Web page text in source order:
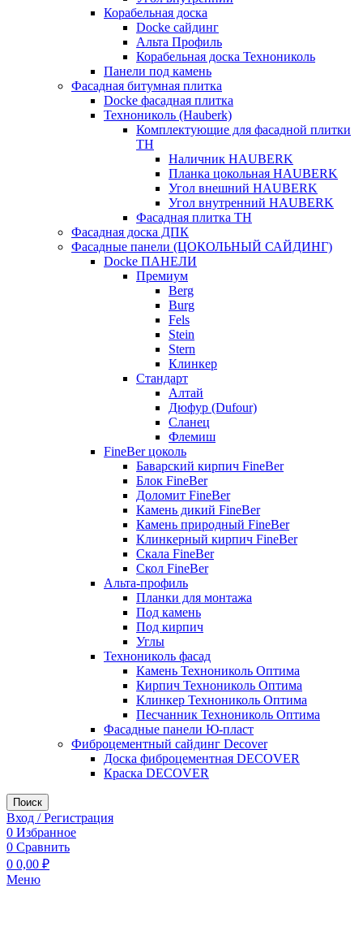
Корабельная доска
Docke сайдинг
Альта Профиль
Корабельная доска Технониколь
Панели под камень
Фасадная битумная плитка
Docke фасадная плитка
Технониколь (Hauberk)
Комплектующие для фасадной плитки
ТН
Наличник HAUBERK
Планка цокольная HAUBERK
Угол внешний HAUBERK
Угол внутренний HAUBERK
Фасадная плитка ТН
Фасадная доска ДПК
Фасадные панели (ЦОКОЛЬНЫЙ САЙДИНГ)
Docke ПАНЕЛИ
Премиум
Berg
Burg
Fels
Stein
Stern
Клинкер
Стандарт
Алтай
Дюфур (Dufour)
Сланец
Флемиш
FineBer цоколь
Баварский кирпич FineBer
Блок FineBer
Доломит FineBer
Камень дикий FineBer
Камень природный FineBer
Клинкерный кирпич FineBer
Скала FineBer
Скол FineBer
Альта-профиль
Планки для монтажа
Под камень
Под кирпич
Углы
Технониколь фасад
Камень Технониколь Оптима
Кирпич Технониколь Оптима
Клинкер Технониколь Оптима
Песчанник Технониколь Оптима
Фасадные панели Ю-пласт
Фиброцементный сайдинг Decover
Доска фиброцементная DECOVER
Краска DECOVER
Поиск
Вход / Регистрация
0 Избранное
0 Сравнить
0 0,00 ₽
Меню